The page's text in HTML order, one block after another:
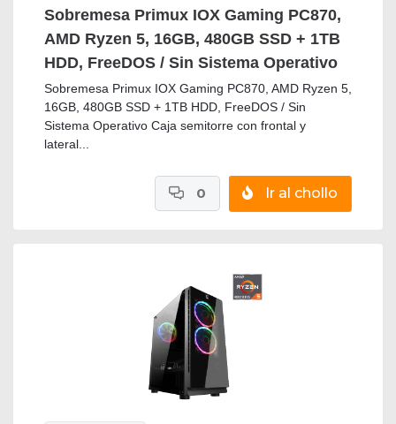
Sobremesa Primux IOX Gaming PC870,
AMD Ryzen 5, 16GB, 480GB SSD + 1TB
HDD, FreeDOS / Sin Sistema Operativo
Sobremesa Primux IOX Gaming PC870, AMD Ryzen 5,
16GB, 480GB SSD + 1TB HDD, FreeDOS / Sin
Sistema Operativo Caja semitorre con frontal y
lateral...
Ir al chollo
0